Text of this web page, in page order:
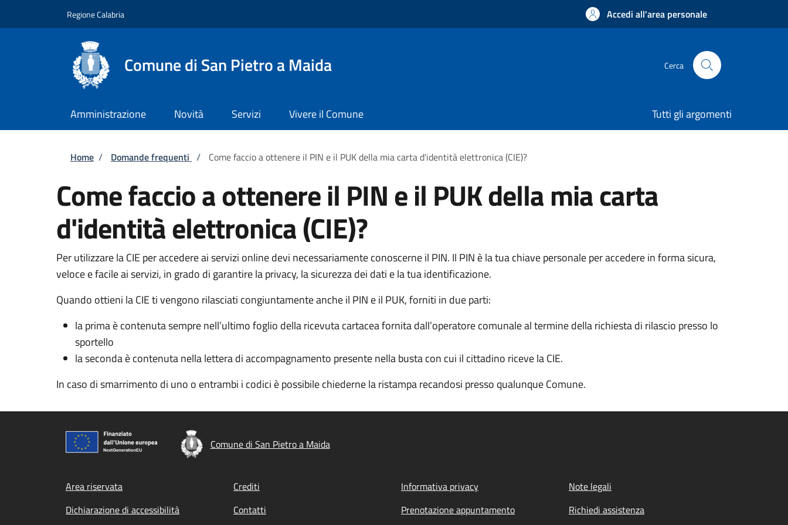
Regione Calabria Accedi all'area personale
Comune di San Pietro a Maida Cerca
Amministrazione Novità Servizi Vivere il Comune Tutti gli argomenti
Briciole di pane
Home / Domande frequenti / Come faccio a ottenere il PIN e il PUK della mia carta d'identità elettronica (CIE)?
Come faccio a ottenere il PIN e il PUK della mia carta
d'identità elettronica (CIE)?
Per utilizzare la CIE per accedere ai servizi online devi necessariamente conoscerne il PIN. Il PIN è la tua chiave personale per accedere in forma sicura,
veloce e facile ai servizi, in grado di garantire la privacy, la sicurezza dei dati e la tua identificazione.
Quando ottieni la CIE ti vengono rilasciati congiuntamente anche il PIN e il PUK, forniti in due parti:
la prima è contenuta sempre nell’ultimo foglio della ricevuta cartacea fornita dall’operatore comunale al termine della richiesta di rilascio presso lo
sportello
la seconda è contenuta nella lettera di accompagnamento presente nella busta con cui il cittadino riceve la CIE.
In caso di smarrimento di uno o entrambi i codici è possibile chiederne la ristampa recandosi presso qualunque Comune.
Comune di San Pietro a Maida
Footer menu
Area riservata Crediti Informativa privacy
Note legali
Dichiarazione di accessibilità
Contatti Prenotazione appuntamento Richiedi assistenza